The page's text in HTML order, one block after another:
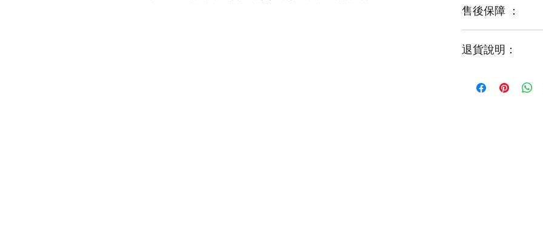
花藝師會以同等級
每一束花都需要保養
售後保障 ：
免費提供鮮花養護查
退貨說明：
如收到的商品出現